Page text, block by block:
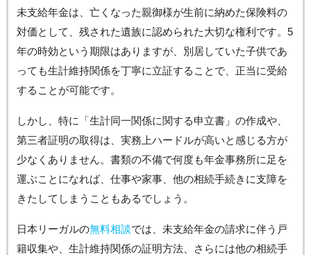
未支給年金は、亡くなった親御様が生前に納めた保険料の
対価として、残された遺族に認められた大切な権利です。5
年の時効という期限はありますが、別居していた子供であ
っても生計維持関係を丁寧に立証することで、正当に受給
することが可能です。
しかし、特に「生計同一関係に関する申立書」の作成や、
第三者証明の取得は、実務上ハードルが高いと感じる方が
少なくありません。書類の不備で何度も年金事務所に足を
運ぶことになれば、仕事や家事、他の相続手続きに支障を
きたしてしまうこともあるでしょう。
日本リーガルの無料相談では、未支給年金の請求に伴う戸
籍収集や、生計維持関係の証明方法、さらには他の相続手